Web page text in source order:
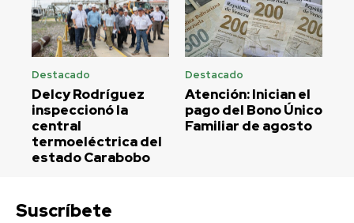
Destacado
Delcy Rodríguez
inspeccionó la
central
termoeléctrica del
estado Carabobo
Destacado
Atención: Inician el
pago del Bono Único
Familiar de agosto
Suscríbete